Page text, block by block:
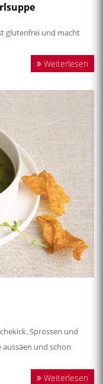
glutenfrei und macht
Weiterlesen
Sprossen und
und schon
Weiterlesen